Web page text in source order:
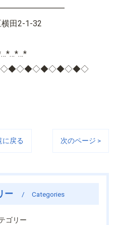
田2-1-32
に戻る 次のページ >
ー Categories
ゴリー